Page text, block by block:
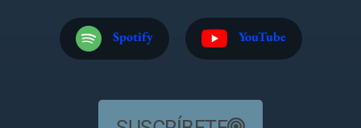
Spotify YouTube